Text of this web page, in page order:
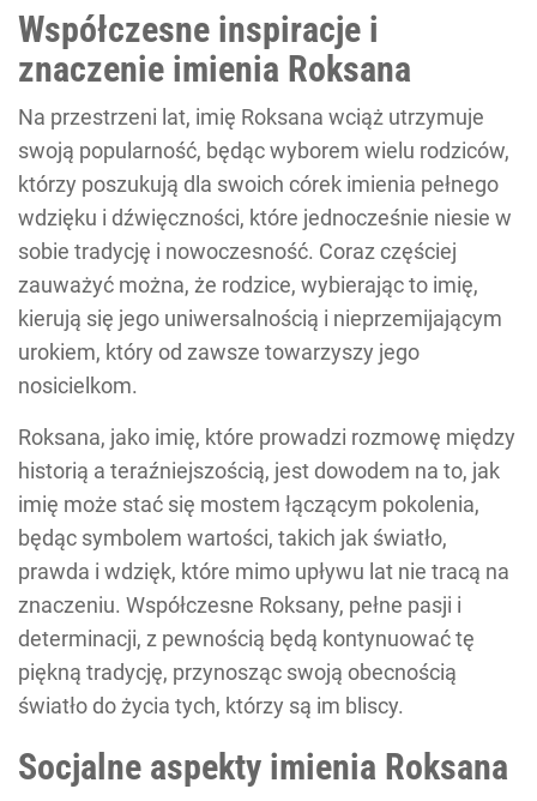
Współczesne inspiracje i
znaczenie imienia Roksana
Na przestrzeni lat, imię Roksana wciąż utrzymuje
swoją popularność, będąc wyborem wielu rodziców,
którzy poszukują dla swoich córek imienia pełnego
wdzięku i dźwięczności, które jednocześnie niesie w
sobie tradycję i nowoczesność. Coraz częściej
zauważyć można, że rodzice, wybierając to imię,
kierują się jego uniwersalnością i nieprzemijającym
urokiem, który od zawsze towarzyszy jego
nosicielkom.
Roksana, jako imię, które prowadzi rozmowę między
historią a teraźniejszością, jest dowodem na to, jak
imię może stać się mostem łączącym pokolenia,
będąc symbolem wartości, takich jak światło,
prawda i wdzięk, które mimo upływu lat nie tracą na
znaczeniu. Współczesne Roksany, pełne pasji i
determinacji, z pewnością będą kontynuować tę
piękną tradycję, przynosząc swoją obecnością
światło do życia tych, którzy są im bliscy.
Socjalne aspekty imienia Roksana